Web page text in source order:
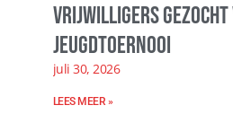
Vrijwilligers gezocht
Jeugdtoernooi
juli 30, 2026
LEES MEER »